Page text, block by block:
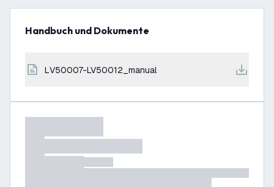
Handbuch und Dokumente
LV50007-LV50012_manual